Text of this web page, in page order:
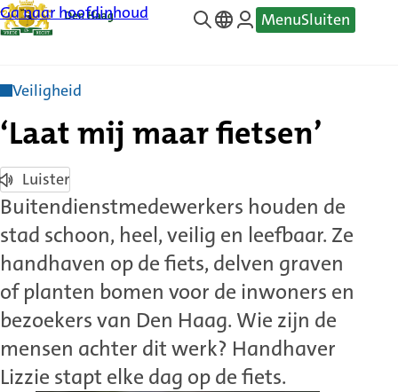
Ga naar hoofdinhoud
—
MenuSluiten
Veiligheid
‘Laat mij maar fietsen’
Luister
Buitendienstmedewerkers houden de
stad schoon, heel, veilig en leefbaar. Ze
handhaven op de fiets, delven graven
of planten bomen voor de inwoners en
bezoekers van Den Haag. Wie zijn de
mensen achter dit werk? Handhaver
Lizzie stapt elke dag op de fiets.